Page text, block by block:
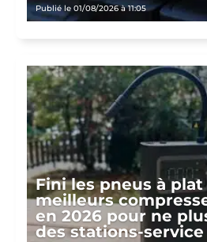
Publié le 01/08/2026 à 11:05
Fini les pneus à plat
meilleurs
en 2026 pour ne
des stations-service